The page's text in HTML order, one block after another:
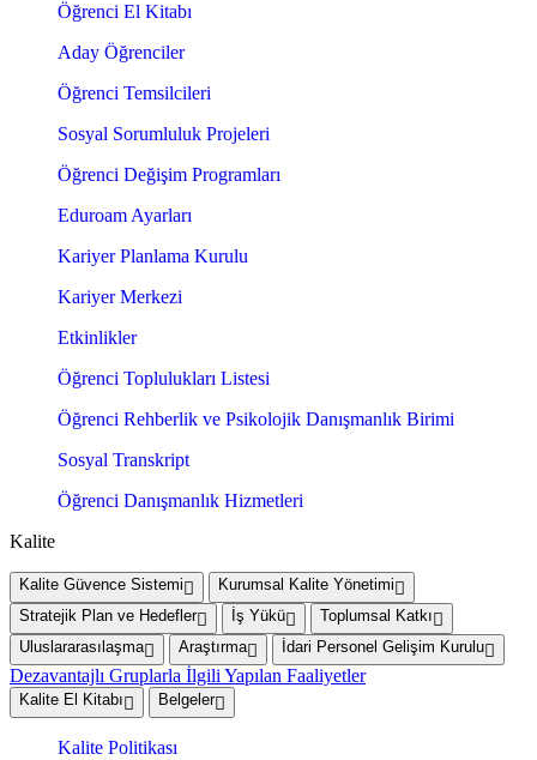
Öğrenci El Kitabı
Aday Öğrenciler
Öğrenci Temsilcileri
Sosyal Sorumluluk Projeleri
Öğrenci Değişim Programları
Eduroam Ayarları
Kariyer Planlama Kurulu
Kariyer Merkezi
Etkinlikler
Öğrenci Toplulukları Listesi
Öğrenci Rehberlik ve Psikolojik Danışmanlık Birimi
Sosyal Transkript
Öğrenci Danışmanlık Hizmetleri
Kalite
Kalite Güvence Sistemi
Kurumsal Kalite Yönetimi
Stratejik Plan ve Hedefler
İş Yükü
Toplumsal Katkı
Uluslararasılaşma
Araştırma İdari Personel Gelişim Kurulu
Dezavantajlı Gruplarla İlgili Yapılan Faaliyetler
Kalite El Kitabı Belgeler
Kalite Politikası